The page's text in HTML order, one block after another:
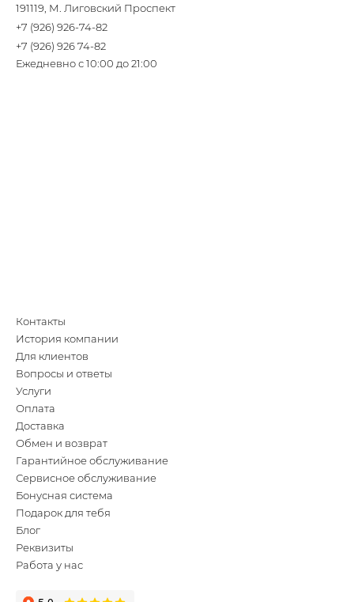
191119, М. Лиговский Проспект
+7 (926) 926-74-82
+7 (926) 926 74-82
Ежедневно с 10:00 до 21:00
Контакты
История компании
Для клиентов
Вопросы и ответы
Услуги
Оплата
Доставка
Обмен и возврат
Гарантийное обслуживание
Сервисное обслуживание
Бонусная система
Подарок для тебя
Блог
Реквизиты
Работа у нас